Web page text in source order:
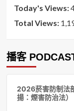
Today's Views:
Total Views:
播客
2026菸害防制法
揚：煙害防治法